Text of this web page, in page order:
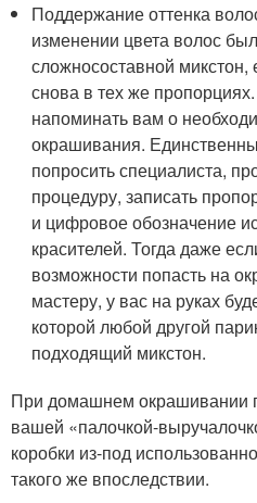
Поддержание оттенка
изменении цвета волос
сложносоставной микстон,
снова в тех же
напоминать вам о
окрашивания.
попросить специалиста,
процедуру, записать
и цифровое обозначение
красителей. Тогда даже
возможности попасть на
мастеру, у вас на руках
которой любой другой
подходящий микстон.
При домашнем окрашивании
вашей «палочкой-
коробки из-под
такого же впоследствии.